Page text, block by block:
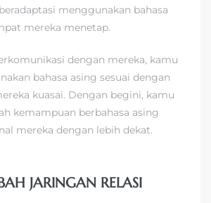
menggunakan bahasa
mereka menetap.
dengan mereka, kamu
bahasa asing sesuai dengan
kuasai. Dengan begini, kamu
kemampuan berbahasa asing
mereka dengan lebih dekat.
JARINGAN RELASI